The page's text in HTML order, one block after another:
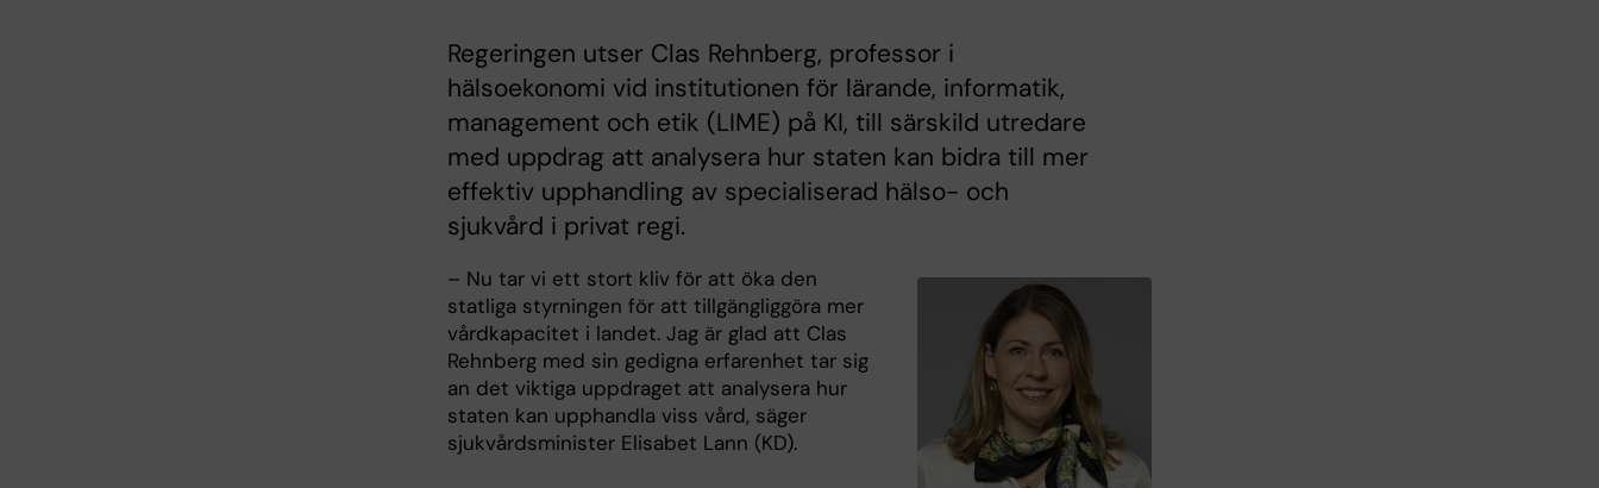
Regeringen utser Clas Rehnberg, professor i
hälsoekonomi vid institutionen för lärande, informatik,
management och etik (LIME) på KI, till särskild utredare
med uppdrag att analysera hur staten kan bidra till mer
effektiv upphandling av specialiserad hälso- och
sjukvård i privat regi.
– Nu tar vi ett stort kliv för att öka den
statliga styrningen för att tillgängliggöra mer
vårdkapacitet i landet. Jag är glad att Clas
Rehnberg med sin gedigna erfarenhet tar sig
an det viktiga uppdraget att analysera hur
staten kan upphandla viss vård, säger
sjukvårdsminister Elisabet Lann (KD).